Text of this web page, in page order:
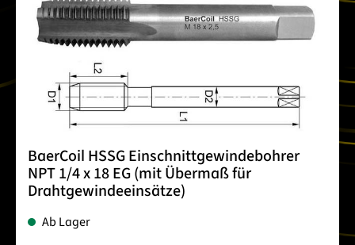
BaerCoil HSSG Einschnittgewindebohrer
NPT 1/4 x 18 EG (mit Übermaß für
Drahtgewindeeinsätze)
Ab Lager